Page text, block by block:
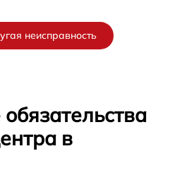
неисправность
в